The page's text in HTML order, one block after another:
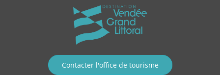
Contacter l'office de tourisme